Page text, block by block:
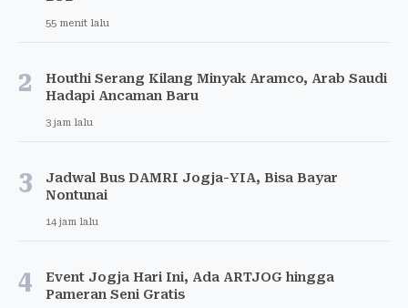
55 menit lalu
2
Houthi Serang Kilang Minyak Aramco, Arab Saudi
Hadapi Ancaman Baru
3 jam lalu
3
Jadwal Bus DAMRI Jogja-YIA, Bisa Bayar
Nontunai
14 jam lalu
4
Event Jogja Hari Ini, Ada ARTJOG hingga
Pameran Seni Gratis